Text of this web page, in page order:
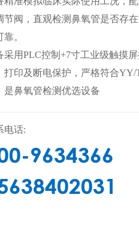
节阀，直观检测鼻氧管是否存
。
采用PLC控制+7寸工业级触摸
打印及断电保护，严格符合YY/
是鼻氧管检测优选设备
电话:
9634366